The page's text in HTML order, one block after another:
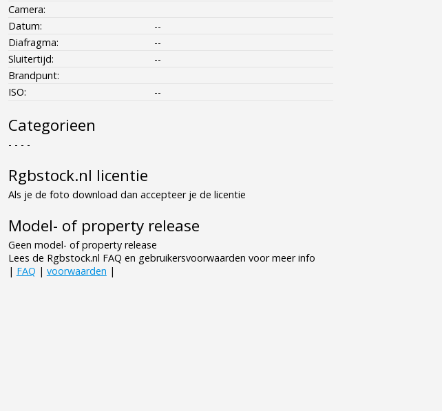
Camera:
Datum:
--
Diafragma:
--
Sluitertijd:
--
Brandpunt:
ISO:
--
Categorieen
- - - -
Rgbstock.nl licentie
Als je de foto download dan accepteer je de licentie
Model- of property release
Geen model- of property release
Lees de Rgbstock.nl FAQ en gebruikersvoorwaarden voor meer info
| FAQ | voorwaarden |